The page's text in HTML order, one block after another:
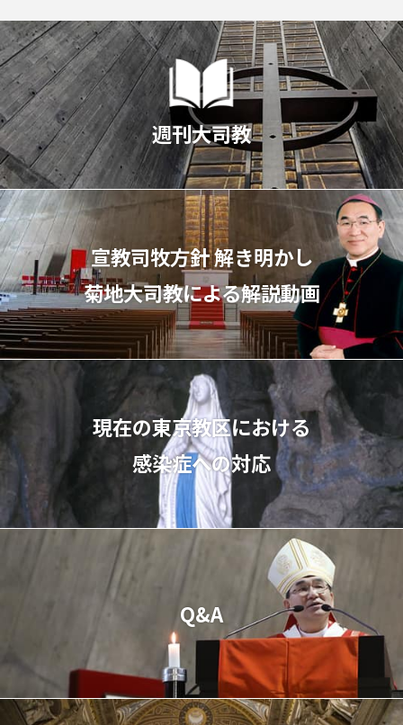
週刊大司教
宣教司牧⽅針 解き明かし
菊地⼤司教による解説動画
現在の東京教区における
感染症への対応
Q&A